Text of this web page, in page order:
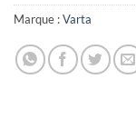
Marque :Varta